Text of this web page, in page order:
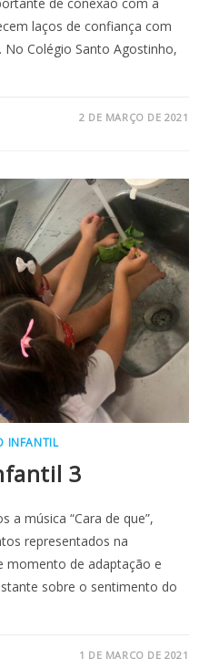
laços de confiança com
Colégio Santo Agostinho,
2 DE MARÇO DE 2021
INFANTIL
3
a música “Cara de que”,
representados na
momento de adaptação e
sobre o sentimento do
1 DE MARÇO DE 2021